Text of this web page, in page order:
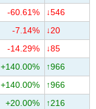
-60.61%
↓546
-7.14%
↓20
-14.29%
↓85
+140.00%
↑966
+140.00%
↑966
+20.00%
↑216